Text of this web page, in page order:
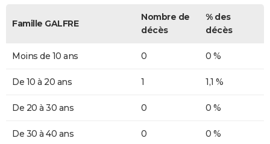
Famille GALFRE
Nombre de
décès
% des
décès
Moins de 10 ans 0 0 %
De 10 à 20 ans 1 1,1 %
De 20 à 30 ans 0 0 %
De 30 à 40 ans 0 0 %